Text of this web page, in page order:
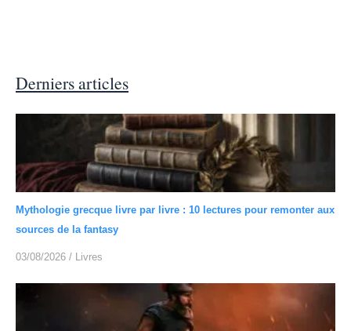
Derniers articles
Mythologie grecque livre par livre : 10 lectures pour remonter aux
sources de la fantasy
03/08/2026 / Livres